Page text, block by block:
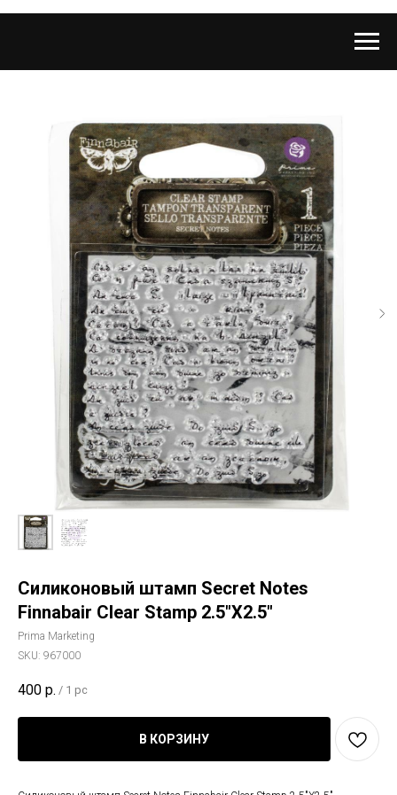
Силиконовый штамп Secret Notes
Finnabair Clear Stamp 2.5"X2.5"
Prima Marketing
SKU: 967000
400 р. / 1 pc
В КОРЗИНУ